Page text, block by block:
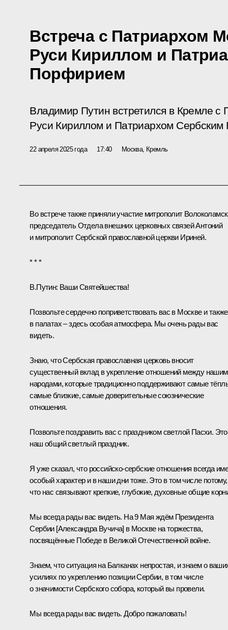
Встреча с Патриархом
Руси Кириллом и
Порфирием
Владимир Путин встретился в Кремле с
Руси Кириллом и Патриархом
22 апреля 2025 года 17:40 Москва, Кремль
Во встрече также приняли участие митрополит
председатель Отдела внешних церковных связей Антоний
и митрополит Сербской православной церкви Ириней.
* * *
В.Путин: Ваши Святейшества!
Позвольте сердечно поприветствовать вас в Москве и также
в палатах – здесь особая атмосфера. Мы очень рады вас
видеть.
Знаю, что Сербская православная церковь вносит
существенный вклад в укрепление отношений между
народами, которые традиционно поддерживают самые
самые близкие, самые доверительные союзнические
отношения.
Позвольте поздравить вас с праздником светлой Пасхи. Это
наш общий светлый праздник.
Я уже сказал, что российско-сербские отношения всегда
особый характер и в наши дни тоже. Это в том числе потому,
что нас связывают крепкие, глубокие, духовные общие
Мы всегда рады вас видеть. На 9 Мая ждём Президента
Сербии [Александра Вучича] в Москве на торжества,
посвящённые Победе в Великой Отечественной войне.
Знаем, что ситуация на Балканах непростая, и знаем о
усилиях по укреплению позиции Сербии, в том числе
о значимости Сербского собора, который вы провели.
Мы всегда рады вас видеть. Добро пожаловать!